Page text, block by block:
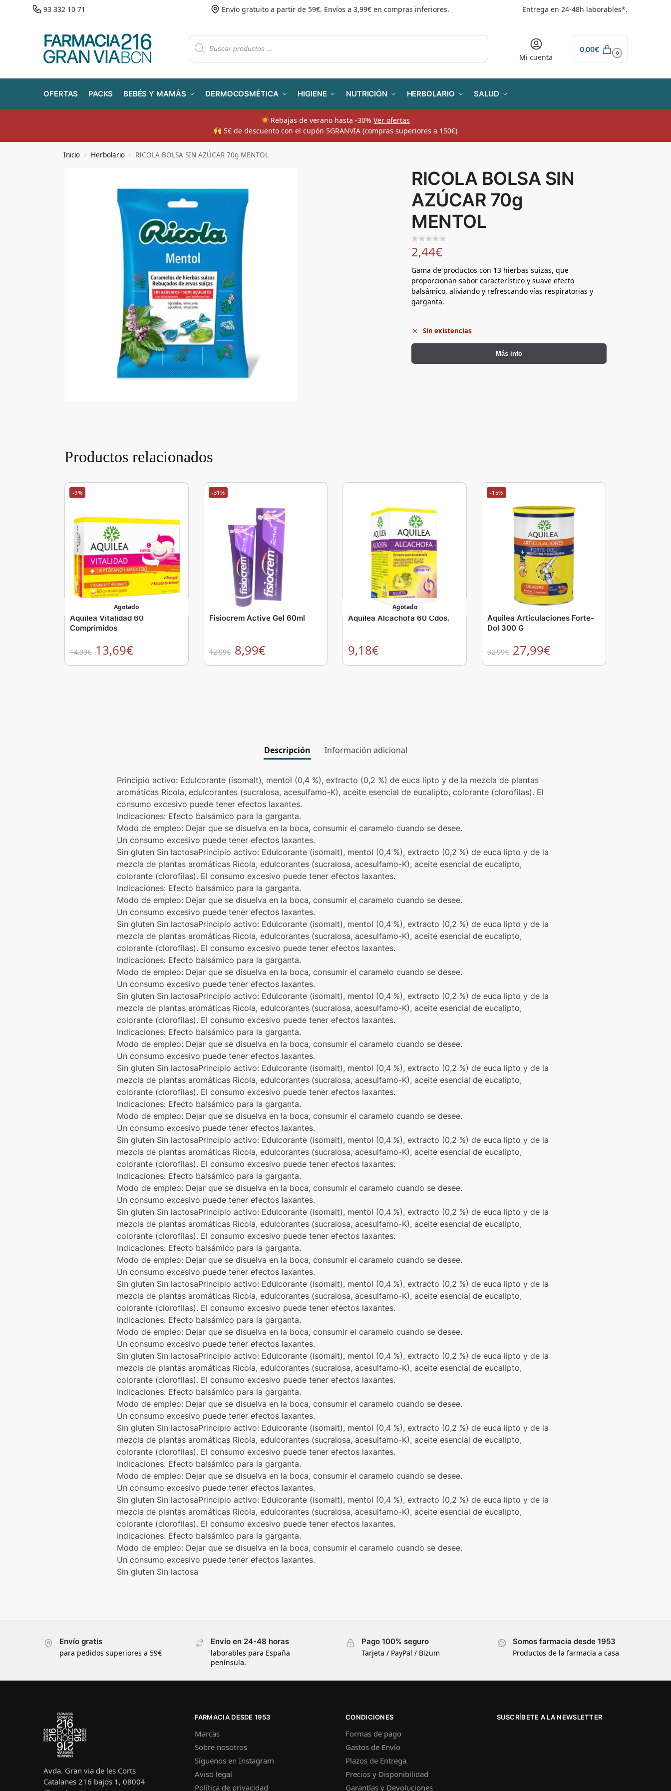
93 332 10 71 Envío gratuito a partir de 59€. Envíos a 3,99€ en compras inferiores. Entrega en 24-48h laborables*.
Mi cuenta
0,00€ 0
OFERTAS PACKS BEBÉS Y MAMÁS DERMOCOSMÉTICA HIGIENE NUTRICIÓN HERBOLARIO SALUD
Rebajas de verano hasta -30%Ver ofertas
​ 5€ de descuento con el cupón 5GRANVIA (compras superiores a 150€)
Inicio / Herbolario / RICOLA BOLSA SIN AZÚCAR 70g MENTOL
RICOLA BOLSA SIN
AZÚCAR 70g
MENTOL
2,44€
Gama de productos con 13 hierbas suizas, que
proporcionan sabor característico y suave efecto
balsámico, aliviando y refrescando vías respiratorias y
garganta.
Sin existencias
Más info
Productos relacionados
-9%
Agotado
Aquilea Vitalidad 60
Comprimidos
14,99€ 13,69€
-31%
Fisiocrem Active Gel 60ml
12,99€ 8,99€
Agotado
Aquilea Alcachofa 60 Cdos.
9,18€
-15%
Aquilea Articulaciones Forte-
Dol 300 G
32,99€ 27,99€
Descripción Información adicional
Principio activo: Edulcorante (isomalt), mentol (0,4 %), extracto (0,2 %) de euca lipto y de la mezcla de plantas
aromáticas Ricola, edulcorantes (sucralosa, acesulfamo-K), aceite esencial de eucalipto, colorante (clorofilas). El
consumo excesivo puede tener efectos laxantes.
Indicaciones: Efecto balsámico para la garganta.
Modo de empleo: Dejar que se disuelva en la boca, consumir el caramelo cuando se desee.
Un consumo excesivo puede tener efectos laxantes.
Sin gluten Sin lactosaPrincipio activo: Edulcorante (isomalt), mentol (0,4 %), extracto (0,2 %) de euca lipto y de la
mezcla de plantas aromáticas Ricola, edulcorantes (sucralosa, acesulfamo-K), aceite esencial de eucalipto,
colorante (clorofilas). El consumo excesivo puede tener efectos laxantes.
Indicaciones: Efecto balsámico para la garganta.
Modo de empleo: Dejar que se disuelva en la boca, consumir el caramelo cuando se desee.
Un consumo excesivo puede tener efectos laxantes.
Sin gluten Sin lactosaPrincipio activo: Edulcorante (isomalt), mentol (0,4 %), extracto (0,2 %) de euca lipto y de la
mezcla de plantas aromáticas Ricola, edulcorantes (sucralosa, acesulfamo-K), aceite esencial de eucalipto,
colorante (clorofilas). El consumo excesivo puede tener efectos laxantes.
Indicaciones: Efecto balsámico para la garganta.
Modo de empleo: Dejar que se disuelva en la boca, consumir el caramelo cuando se desee.
Un consumo excesivo puede tener efectos laxantes.
Sin gluten Sin lactosaPrincipio activo: Edulcorante (isomalt), mentol (0,4 %), extracto (0,2 %) de euca lipto y de la
mezcla de plantas aromáticas Ricola, edulcorantes (sucralosa, acesulfamo-K), aceite esencial de eucalipto,
colorante (clorofilas). El consumo excesivo puede tener efectos laxantes.
Indicaciones: Efecto balsámico para la garganta.
Modo de empleo: Dejar que se disuelva en la boca, consumir el caramelo cuando se desee.
Un consumo excesivo puede tener efectos laxantes.
Sin gluten Sin lactosaPrincipio activo: Edulcorante (isomalt), mentol (0,4 %), extracto (0,2 %) de euca lipto y de la
mezcla de plantas aromáticas Ricola, edulcorantes (sucralosa, acesulfamo-K), aceite esencial de eucalipto,
colorante (clorofilas). El consumo excesivo puede tener efectos laxantes.
Indicaciones: Efecto balsámico para la garganta.
Modo de empleo: Dejar que se disuelva en la boca, consumir el caramelo cuando se desee.
Un consumo excesivo puede tener efectos laxantes.
Sin gluten Sin lactosaPrincipio activo: Edulcorante (isomalt), mentol (0,4 %), extracto (0,2 %) de euca lipto y de la
mezcla de plantas aromáticas Ricola, edulcorantes (sucralosa, acesulfamo-K), aceite esencial de eucalipto,
colorante (clorofilas). El consumo excesivo puede tener efectos laxantes.
Indicaciones: Efecto balsámico para la garganta.
Modo de empleo: Dejar que se disuelva en la boca, consumir el caramelo cuando se desee.
Un consumo excesivo puede tener efectos laxantes.
Sin gluten Sin lactosaPrincipio activo: Edulcorante (isomalt), mentol (0,4 %), extracto (0,2 %) de euca lipto y de la
mezcla de plantas aromáticas Ricola, edulcorantes (sucralosa, acesulfamo-K), aceite esencial de eucalipto,
colorante (clorofilas). El consumo excesivo puede tener efectos laxantes.
Indicaciones: Efecto balsámico para la garganta.
Modo de empleo: Dejar que se disuelva en la boca, consumir el caramelo cuando se desee.
Un consumo excesivo puede tener efectos laxantes.
Sin gluten Sin lactosaPrincipio activo: Edulcorante (isomalt), mentol (0,4 %), extracto (0,2 %) de euca lipto y de la
mezcla de plantas aromáticas Ricola, edulcorantes (sucralosa, acesulfamo-K), aceite esencial de eucalipto,
colorante (clorofilas). El consumo excesivo puede tener efectos laxantes.
Indicaciones: Efecto balsámico para la garganta.
Modo de empleo: Dejar que se disuelva en la boca, consumir el caramelo cuando se desee.
Un consumo excesivo puede tener efectos laxantes.
Sin gluten Sin lactosaPrincipio activo: Edulcorante (isomalt), mentol (0,4 %), extracto (0,2 %) de euca lipto y de la
mezcla de plantas aromáticas Ricola, edulcorantes (sucralosa, acesulfamo-K), aceite esencial de eucalipto,
colorante (clorofilas). El consumo excesivo puede tener efectos laxantes.
Indicaciones: Efecto balsámico para la garganta.
Modo de empleo: Dejar que se disuelva en la boca, consumir el caramelo cuando se desee.
Un consumo excesivo puede tener efectos laxantes.
Sin gluten Sin lactosaPrincipio activo: Edulcorante (isomalt), mentol (0,4 %), extracto (0,2 %) de euca lipto y de la
mezcla de plantas aromáticas Ricola, edulcorantes (sucralosa, acesulfamo-K), aceite esencial de eucalipto,
colorante (clorofilas). El consumo excesivo puede tener efectos laxantes.
Indicaciones: Efecto balsámico para la garganta.
Modo de empleo: Dejar que se disuelva en la boca, consumir el caramelo cuando se desee.
Un consumo excesivo puede tener efectos laxantes.
Sin gluten Sin lactosaPrincipio activo: Edulcorante (isomalt), mentol (0,4 %), extracto (0,2 %) de euca lipto y de la
mezcla de plantas aromáticas Ricola, edulcorantes (sucralosa, acesulfamo-K), aceite esencial de eucalipto,
colorante (clorofilas). El consumo excesivo puede tener efectos laxantes.
Indicaciones: Efecto balsámico para la garganta.
Modo de empleo: Dejar que se disuelva en la boca, consumir el caramelo cuando se desee.
Un consumo excesivo puede tener efectos laxantes.
Sin gluten Sin lactosa
Envío gratis
para pedidos superiores a 59€
Envío en 24-48 horas
laborables para España
península.
Pago 100% seguro
Tarjeta / PayPal / Bizum
Somos farmacia desde 1953
Productos de la farmacia a casa
Avda. Gran via de les Corts
Catalanes 216 bajos 1, 08004
FARMACIA DESDE 1953
Marcas
Sobre nosotros
Síguenos en Instagram
Aviso legal
Política de privacidad
CONDICIONES
Formas de pago
Gastos de Envío
Plazos de Entrega
Precios y Disponibilidad
Garantías y Devoluciones
SUSCRÍBETE A LA NEWSLETTER